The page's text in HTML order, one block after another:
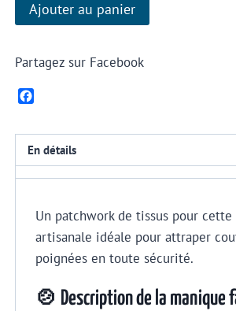
Ajouter au panier
Partagez sur Facebook
En détails
Un patchwork de tissus pour cette
artisanale idéale pour attraper
poignées en toute sécurité.
🍲 Description de la manique